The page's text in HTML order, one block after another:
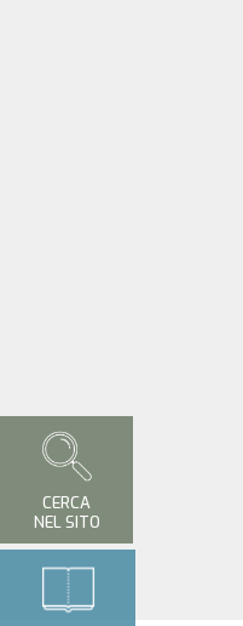
CERCA
NEL SITO